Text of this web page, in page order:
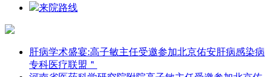
来院路线
肝病学术盛宴:高子敏主任受邀参加北京佑安肝病感染病
专科医疗联盟＂